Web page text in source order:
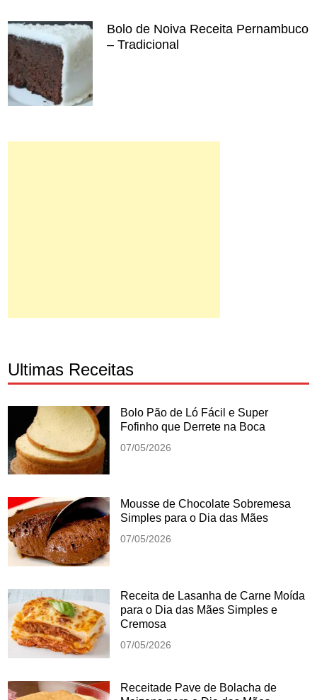
Bolo de Noiva Receita Pernambuco
– Tradicional
Ultimas Receitas
Bolo Pão de Ló Fácil e Super
Fofinho que Derrete na Boca
07/05/2026
Mousse de Chocolate Sobremesa
Simples para o Dia das Mães
07/05/2026
Receita de Lasanha de Carne Moída
para o Dia das Mães Simples e
Cremosa
07/05/2026
Receitade Pave de Bolacha de